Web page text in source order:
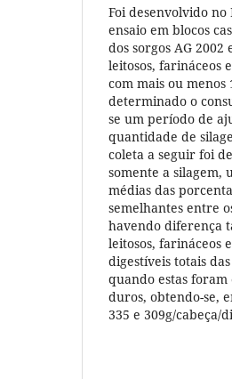
Foi desenvolvido no
ensaio em blocos
dos sorgos AG 2002
leitosos, farináceos
com mais ou menos
determinado o
se um período de
quantidade de
coleta a seguir foi
somente a silagem,
médias das
semelhantes entre
havendo diferença
leitosos, farináceos
digestíveis totais
quando estas foram
duros, obtendo-se,
335 e 309g/cabeça/